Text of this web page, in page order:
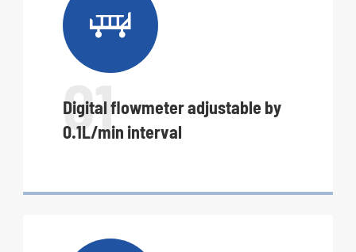

01
Digital flowmeter adjustable by
0.1L/min interval